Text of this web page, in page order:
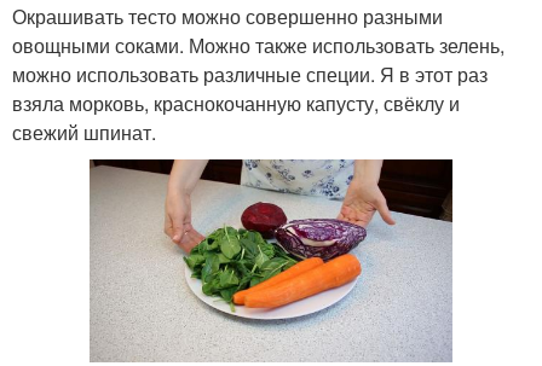
Окрашивать тесто можно совершенно разными
овощными соками. Можно также использовать зелень,
можно использовать различные специи. Я в этот раз
взяла морковь, краснокочанную капусту, свёклу и
свежий шпинат.